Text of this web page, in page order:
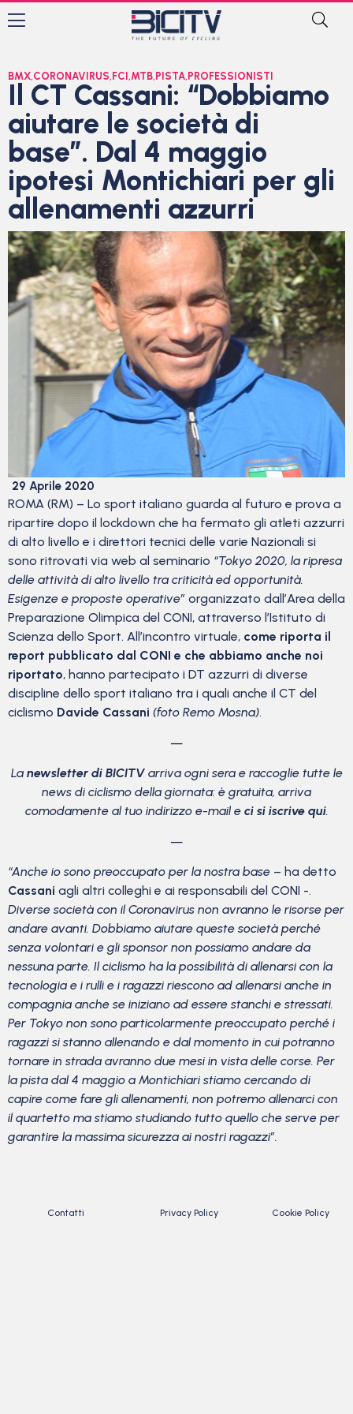
BMX,CORONAVIRUS, FCI ,MTB, PISTA, PROFESSIONISTI
Il CT Cassani: “Dobbiamo
aiutare le società di
base”. Dal 4 maggio
ipotesi Montichiari per gli
allenamenti azzurri
29 Aprile 2020
ROMA (RM) – Lo sport italiano guarda al futuro e prova a
ripartire dopo il lockdown che ha fermato gli atleti azzurri
di alto livello e i direttori tecnici delle varie Nazionali si
sono ritrovati via web al seminario “Tokyo 2020, la ripresa
delle attività di alto livello tra criticità ed opportunità.
Esigenze e proposte operative” organizzato dall’Area della
Preparazione Olimpica del CONI, attraverso l’Istituto di
Scienza dello Sport. All’incontro virtuale, come riporta il
report pubblicato dal CONI e che abbiamo anche noi
riportato, hanno partecipato i DT azzurri di diverse
discipline dello sport italiano tra i quali anche il CT del
ciclismo Davide Cassani (foto Remo Mosna).
—
La newsletter di BICITVarriva ogni sera e raccoglie tutte le
news di ciclismo della giornata: è gratuita, arriva
comodamente al tuo indirizzo e-mail e ci si iscrive qui.
—
“Anche io sono preoccupato per la nostra base – ha detto
Cassani agli altri colleghi e ai responsabili del CONI -.
Diverse società con il Coronavirus non avranno le risorse per
andare avanti. Dobbiamo aiutare queste società perché
senza volontari e gli sponsor non possiamo andare da
nessuna parte. Il ciclismo ha la possibilità di allenarsi con la
tecnologia e i rulli e i ragazzi riescono ad allenarsi anche in
compagnia anche se iniziano ad essere stanchi e stressati.
Per Tokyo non sono particolarmente preoccupato perché i
ragazzi si stanno allenando e dal momento in cui potranno
tornare in strada avranno due mesi in vista delle corse. Per
la pista dal 4 maggio a Montichiari stiamo cercando di
capire come fare gli allenamenti, non potremo allenarci con
il quartetto ma stiamo studiando tutto quello che serve per
garantire la massima sicurezza ai nostri ragazzi”.
Contatti Privacy Policy Cookie Policy